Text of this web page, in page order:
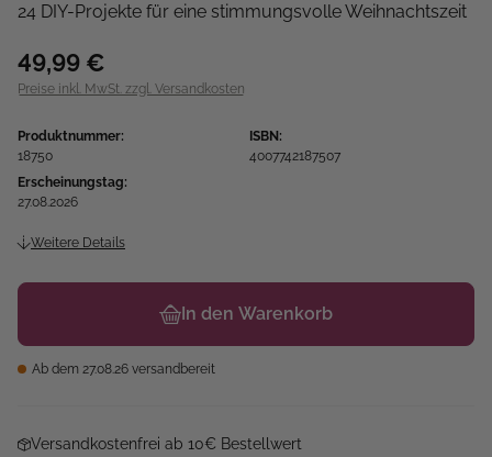
24 DIY-Projekte für eine stimmungsvolle Weihnachtszeit
49,99 €
Preise inkl. MwSt. zzgl. Versandkosten
Produktnummer:
18750
ISBN:
4007742187507
Erscheinungstag:
27.08.2026
Weitere Details
In den Warenkorb
Ab dem 27.08.26 versandbereit
Versandkostenfrei ab 10€ Bestellwert